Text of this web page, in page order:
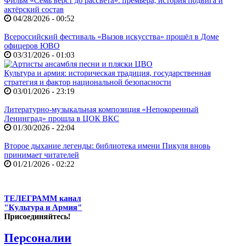
актёрский состав
04/28/2026 - 00:52
Всероссийский фестиваль «Вызов искусства» прошёл в Доме
офицеров ЮВО
03/31/2026 - 01:03
Культура и армия: историческая традиция, государственная
стратегия и фактор национальной безопасности
03/01/2026 - 23:19
Литературно-музыкальная композиция «Непокоренный
Ленинград» прошла в ЦОК ВКС
01/30/2026 - 22:04
Второе дыхание легенды: библиотека имени Пикуля вновь
принимает читателей
01/21/2026 - 02:22
ТЕЛЕГРАММ канал
"Культура и Армия"
Присоединяйтесь!
Персоналии